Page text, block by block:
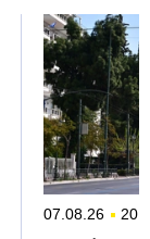
07.08.26